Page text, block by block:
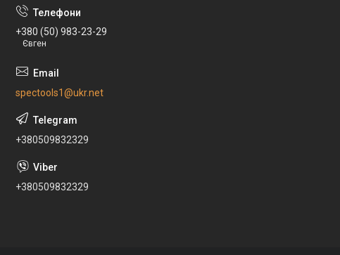
+380 (50) 983-23-29
Євген
spectools1@ukr.net
+380509832329
+380509832329